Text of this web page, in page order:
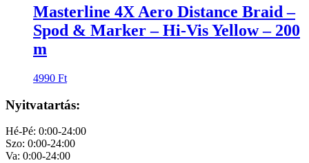
Masterline 4X Aero Distance Braid –
Spod & Marker – Hi-Vis Yellow – 200
m
4990 Ft
Nyitvatartás:
Hé-Pé: 0:00-24:00
Szo: 0:00-24:00
Va: 0:00-24:00